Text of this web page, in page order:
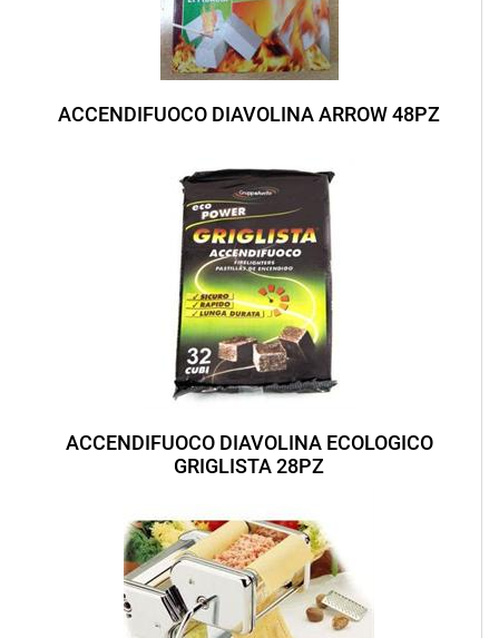
ACCENDIFUOCO DIAVOLINA ARROW 48PZ
ACCENDIFUOCO DIAVOLINA ECOLOGICO
GRIGLISTA 28PZ